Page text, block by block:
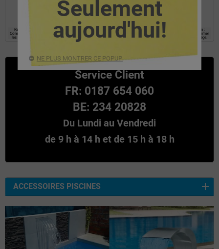
l’information requise.
Responsable : EYAROC COMPANY SL, Finalité : établir une relation commerciale avec l’utilisateur. Légitimation :
Consentement Destinataires : Les données ne seront pas communiquées a tiers, Droits : Accès, rectifier et supprimer
les données, ainsi que les autres droits, comme expliqué dans les informations supplémentaires au bas de la page.
Service Client
FR: 0187 654 060
BE: 234 20828
Du Lundi au Vendredi
de 9 h à 14 h et de 15 h à 18 h
ACCESSOIRES PISCINES
Seulement
aujourd'hui!
NE PLUS MONTRER CE POPUP.